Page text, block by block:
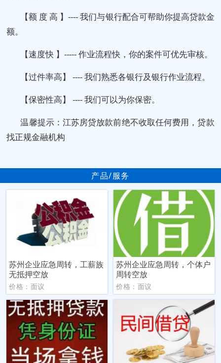
【额 度 高 】---- 我们与银行配合可帮助你提高贷款金
额。
【速度快 】----- 作业流程快，你的案件可优先审核。
【过件率高】 ---- 我们熟悉各银行及银行作业流程。
【保密性高】 ---- 我们可以为你保密。
温馨提示：江苏房贷放款前绝不收取任何费用，贷款
找正规金融机构
产品/服务
苏州企业应急周转，工薪族
无抵押空放
价格：面议
苏州企业应急周转，个体户
周转空放
价格：面议